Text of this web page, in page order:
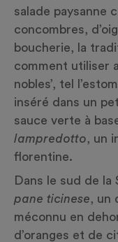
salade paysanne
concombres,
boucherie, la
comment utiliser
nobles’, tel
inséré dans un
sauce verte à
lampredotto, un
florentine.
Dans le sud de la
pane ticinese, un
méconnu en
d’oranges et de